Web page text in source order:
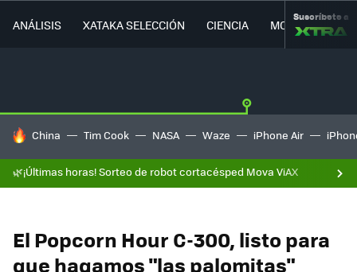
ANÁLISIS XATAKA SELECCIÓN CIENCIA MOVILIDAD
Suscríbete a
HOY SE HABLA DE
China Tim Cook NASA Waze iPhone Air
🌿¡Últimas horas! Sorteo de robot cortacésped Mova ViAX
El Popcorn Hour C-300, listo para
que hagamos "las palomitas"